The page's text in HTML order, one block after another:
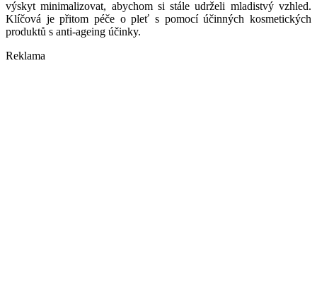
výskyt minimalizovat, abychom si stále udrželi mladistvý vzhled.
Klíčová je přitom péče o pleť s pomocí účinných kosmetických
produktů s anti-ageing účinky.
Reklama